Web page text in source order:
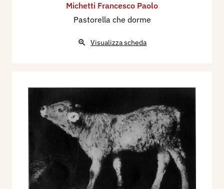
Michetti Francesco Paolo
Pastorella che dorme
Visualizza scheda